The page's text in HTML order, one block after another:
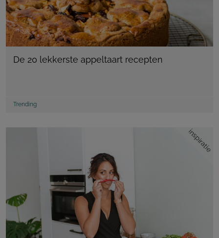
De 20 lekkerste appeltaart recepten
Trending
inspiratie